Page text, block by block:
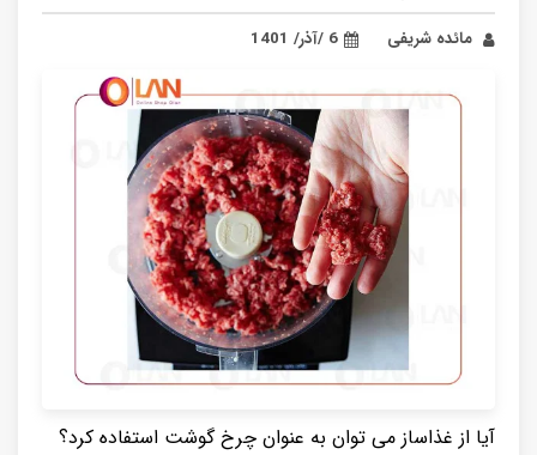
مائده شریفی 6 /آذر/ 1401
آیا از غذاساز می توان به عنوان چرخ گوشت استفاده کرد؟